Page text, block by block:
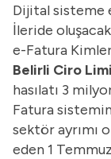
Dijital sisteme
İleride
e-Fatura
Belirli Ciro
hasılatı 3
Fatura
sektör ayrımı
eden 1